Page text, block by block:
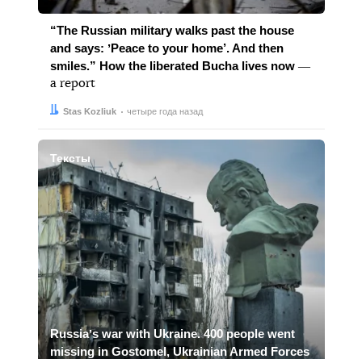
“The Russian military walks past the house
and says: ʼPeace to your home’. And then
smiles.” How the liberated Bucha lives now―
a report
Автор:
Stas Kozliuk
Дата: четыре года назад
Тексты
Russiaʼs war with Ukraine. 400 people went
missing in Gostomel, Ukrainian Armed Forces